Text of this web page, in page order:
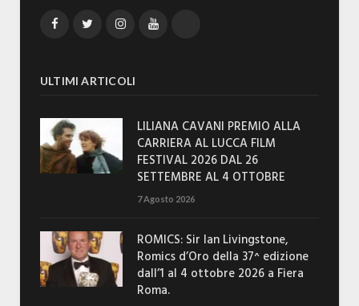
FacebookTwitterInstagramYouTube
ULTIMI ARTICOLI
LILIANA CAVANI PREMIO ALLA
CARRIERA AL LUCCA FILM
FESTIVAL 2026 DAL 26
SETTEMBRE AL 4 OTTOBRE
7 Agosto 2026
ROMICS: Sir Ian Livingstone,
Romics d’Oro della 37^ edizione
dall’1 al 4 ottobre 2026 a Fiera
Roma.